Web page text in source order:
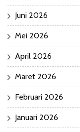
Juni 2026
Mei 2026
April 2026
Maret 2026
Februari 2026
Januari 2026